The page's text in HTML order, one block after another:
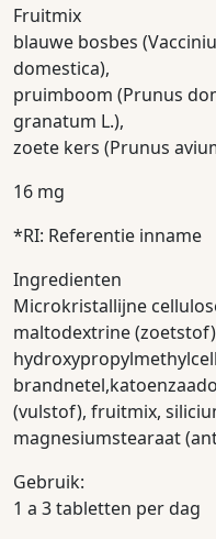
Fruitmix
blauwe bosbes
domestica),
pruimboom (Prunus
granatum L.),
zoete kers (Prunus
16 mg
*RI: Referentie inname
Ingredienten
Microkristallijne
maltodextrine
(vulstof), fruitmix,
magnesiumstearaat
Gebruik:
1 a 3 tabletten per dag